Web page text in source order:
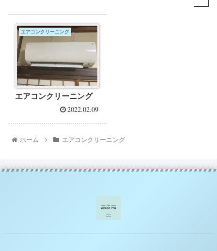
エアコンクリーニング
エアコンクリーニング
2022.02.09
ホーム エアコンクリーニング